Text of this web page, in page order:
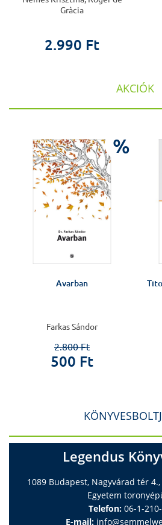
Gràcia
2.990 Ft
AKCIÓK
%
Avarban
Farkas Sándor
2.800 Ft
500 Ft
Legendus
1089 Budapest, Nagyvárad tér
Egyetem
Telefon: 06-1-
E-mail: